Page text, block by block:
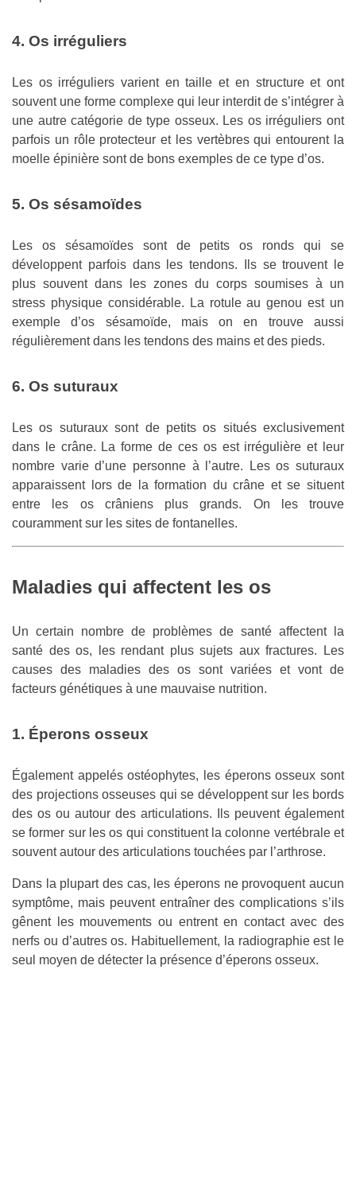
4. Os irréguliers
Les os irréguliers varient en taille et en structure et ont
souvent une forme complexe qui leur interdit de s’intégrer à
une autre catégorie de type osseux. Les os irréguliers ont
parfois un rôle protecteur et les vertèbres qui entourent la
moelle épinière sont de bons exemples de ce type d’os.
5. Os sésamoïdes
Les os sésamoïdes sont de petits os ronds qui se
développent parfois dans les tendons. Ils se trouvent le
plus souvent dans les zones du corps soumises à un
stress physique considérable. La rotule au genou est un
exemple d’os sésamoïde, mais on en trouve aussi
régulièrement dans les tendons des mains et des pieds.
6. Os suturaux
Les os suturaux sont de petits os situés exclusivement
dans le crâne. La forme de ces os est irrégulière et leur
nombre varie d’une personne à l’autre. Les os suturaux
apparaissent lors de la formation du crâne et se situent
entre les os crâniens plus grands. On les trouve
couramment sur les sites de fontanelles.
Maladies qui affectent les os
Un certain nombre de problèmes de santé affectent la
santé des os, les rendant plus sujets aux fractures. Les
causes des maladies des os sont variées et vont de
facteurs génétiques à une mauvaise nutrition.
1. Éperons osseux
Également appelés ostéophytes, les éperons osseux sont
des projections osseuses qui se développent sur les bords
des os ou autour des articulations. Ils peuvent également
se former sur les os qui constituent la colonne vertébrale et
souvent autour des articulations touchées par l’arthrose.
Dans la plupart des cas, les éperons ne provoquent aucun
symptôme, mais peuvent entraîner des complications s’ils
gênent les mouvements ou entrent en contact avec des
nerfs ou d’autres os. Habituellement, la radiographie est le
seul moyen de détecter la présence d’éperons osseux.